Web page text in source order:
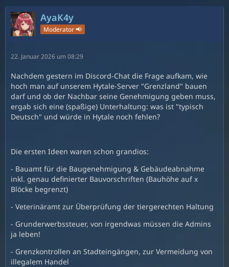
AyaK4y
Moderator 📢
22. Januar 2026 um 08:29
Nachdem gestern im Discord-Chat die Frage aufkam, wie
hoch man auf unserem Hytale-Server "Grenzland" bauen
darf und ob der Nachbar seine Genehmigung geben muss,
ergab sich eine (spaßige) Unterhaltung: was ist "typisch
Deutsch" und würde in Hytale noch fehlen?
Die ersten Ideen waren schon grandios:
- Bauamt für die Baugenehmigung & Gebäudeabnahme
inkl. genau definierter Bauvorschriften (Bauhöhe auf x
Blöcke begrenzt)
- Veterinäramt zur Überprüfung der tiergerechten Haltung
- Grunderwerbssteuer, von irgendwas müssen die Admins
ja leben!
- Grenzkontrollen an Stadteingängen, zur Vermeidung von
illegalem Handel